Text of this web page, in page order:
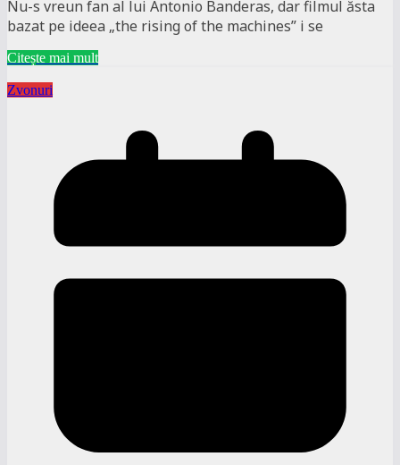
Nu-s vreun fan al lui Antonio Banderas, dar filmul ăsta
bazat pe ideea „the rising of the machines” i se
Citește mai mult
Zvonuri